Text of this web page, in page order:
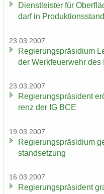
Dienst­leis­ter für
darf in
23.03.2007
Re­gie­rungs­prä­si­di­um
der Werk­feu­er­wehr
23.03.2007
Re­gie­rungs­prä­si­dent
renz der IG BCE
19.03.2007
Re­gie­rungs­prä­si­di­um
stand­set­zung
16.03.2007
Re­gie­rungs­prä­si­dent